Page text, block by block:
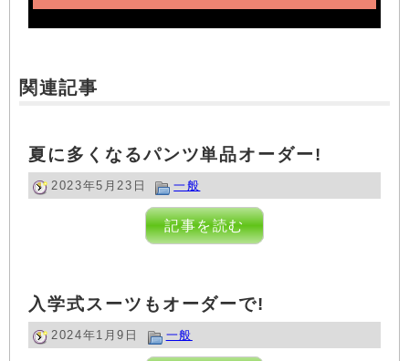
関連記事
夏に多くなるパンツ単品オーダー!
2023年5月23日 一般
記事を読む
入学式スーツもオーダーで!
2024年1月9日 一般